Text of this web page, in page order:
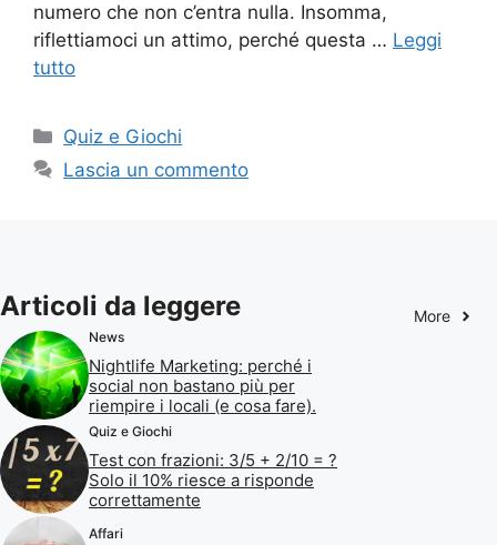
numero che non c’entra nulla. Insomma,
riflettiamoci un attimo, perché questa … Leggi
tutto
Categorie
Quiz e Giochi
Lascia un commento
Articoli da leggere More
News
Nightlife Marketing: perché i
social non bastano più per
riempire i locali (e cosa fare).
Quiz e Giochi
Test con frazioni: 3/5 + 2/10 = ?
Solo il 10% riesce a risponde
correttamente
Affari